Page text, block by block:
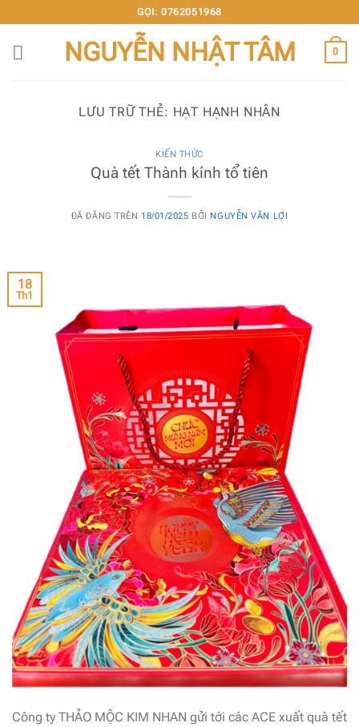
đến
nội
GỌI: 0762051968
NGUYỄN NHẬT TÂM 0
LƯU TRỮ THẺ: HẠT HẠNH NHÂN
KIẾN THỨC
Quà tết Thành kính tổ tiên
ĐÃ ĐĂNG TRÊN 18/01/2025 BỞI NGUYỄN VĂN LỢI
18
Th1
Công ty THẢO MỘC KIM NHAN gửi tới các ACE xuất quà tết